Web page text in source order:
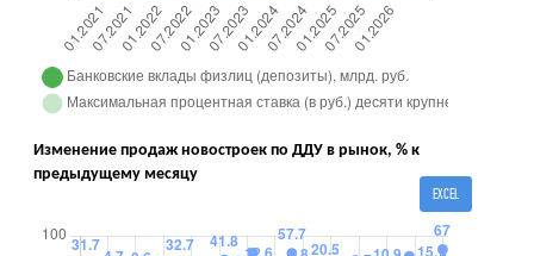
Изменение продаж новостроек по ДДУ в рынок, % к
предыдущему месяцу
EXCEL